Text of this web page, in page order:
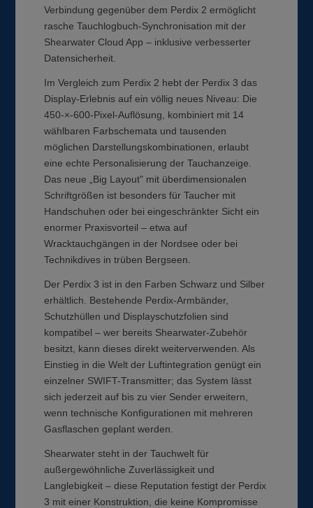
Verbindung gegenüber dem Perdix 2 ermöglicht
rasche Tauchlogbuch-Synchronisation mit der
Shearwater Cloud App – inklusive verbesserter
Datensicherheit.
Im Vergleich zum Perdix 2 hebt der Perdix 3 das
Display-Erlebnis auf ein völlig neues Niveau: Die
450-×-600-Pixel-Auflösung, kombiniert mit 14
wählbaren Farbschemata und tausenden
möglichen Darstellungskombinationen, erlaubt
eine echte Personalisierung der Tauchanzeige.
Das neue „Big Layout" mit überdimensionalen
Schriftgrößen ist besonders für Taucher mit
Handschuhen oder bei eingeschränkter Sicht ein
enormer Praxisvorteil – etwa auf
Wracktauchgängen in der Nordsee oder bei
Technikdives in trüben Bergseen.
Der Perdix 3 ist in den Farben Schwarz und Silber
erhältlich. Bestehende Perdix-Armbänder,
Schutzhüllen und Displayschutzfolien sind
kompatibel – wer bereits Shearwater-Zubehör
besitzt, kann dieses direkt weiterverwenden. Als
Einstieg in die Welt der Luftintegration genügt ein
einzelner SWIFT-Transmitter; das System lässt
sich jederzeit auf bis zu vier Sender erweitern,
wenn technische Konfigurationen mit mehreren
Gasflaschen geplant werden.
Shearwater steht in der Tauchwelt für
außergewöhnliche Zuverlässigkeit und
Langlebigkeit – diese Reputation festigt der Perdix
3 mit einer Konstruktion, die keine Kompromisse